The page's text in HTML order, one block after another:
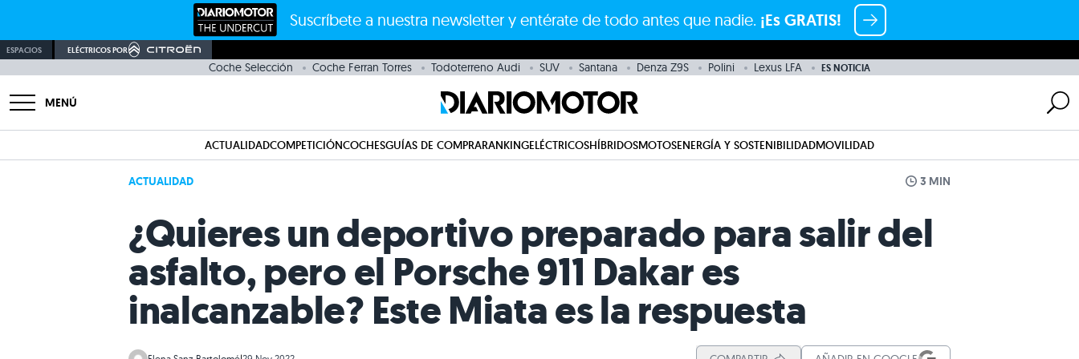
Suscríbete a nuestra newsletter y entérate de todo antes que nadie. ¡Es GRATIS!
ESPACIOS ELÉCTRICOS POR
Coche Selección Coche Ferran Torres Todoterreno Audi SUV Santana Denza Z9S Polini Lexus LFA ES NOTICIA
MENÚ
ACTUALIDADCOMPETICIÓNCOCHESGUÍAS DE COMPRARANKINGELÉCTRICOSHÍBRIDOSMOTOSENERGÍA Y SOSTENIBILIDADMOVILIDAD
ACTUALIDAD 3 MIN
¿Quieres un deportivo preparado para salir del
asfalto, pero el Porsche 911 Dakar es
inalcanzable? Este Miata es la respuesta